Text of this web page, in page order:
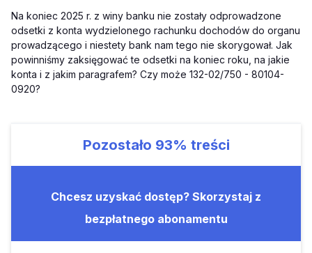
Na koniec 2025 r. z winy banku nie zostały odprowadzone
odsetki z konta wydzielonego rachunku dochodów do organu
prowadzącego i niestety bank nam tego nie skorygował. Jak
powinniśmy zaksięgować te odsetki na koniec roku, na jakie
konta i z jakim paragrafem? Czy może 132-02/750 - 80104-
0920?
Pozostało 93% treści
Chcesz uzyskać dostęp? Skorzystaj z
bezpłatnego abonamentu